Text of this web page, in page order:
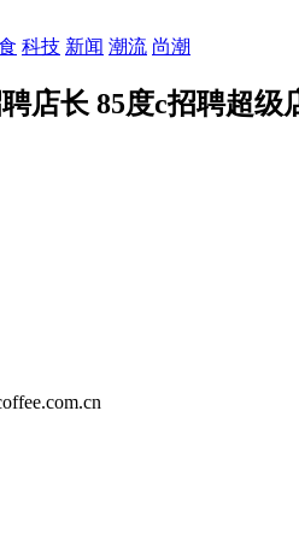
科技 新闻 潮流 尚潮
店长 85度c招聘超级